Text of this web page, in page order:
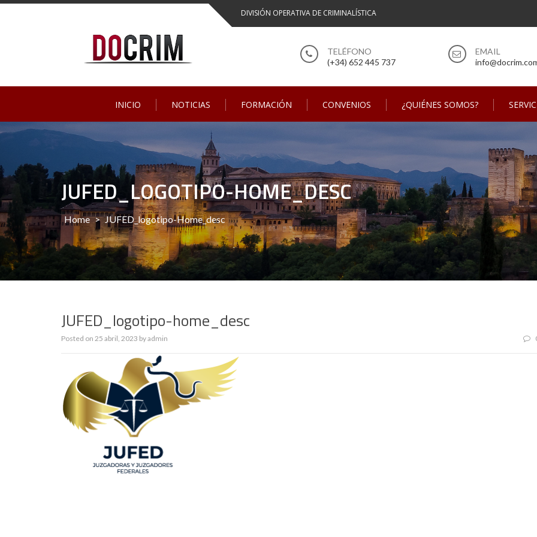
Skip
DIVISIÓN OPERATIVA DE CRIMINALÍSTICA
(+34) 652 445 737
INICIO NOTICIAS FORMACIÓN CONVENIOS ¿QUIÉNES SOMOS?
JUFED_LOGOTIPO-HOME_DESC
Home > JUFED_logotipo-Home_desc
JUFED_logotipo-home_desc
Posted on 25 abril, 2023 byadmin